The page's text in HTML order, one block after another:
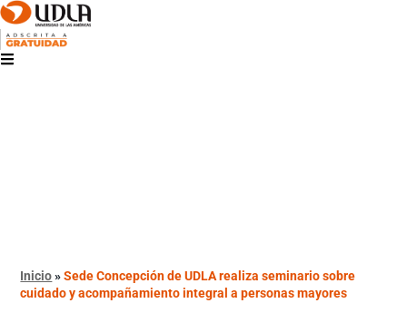
Inicio»Sede Concepción de UDLA realiza seminario sobre
cuidado y acompañamiento integral a personas mayores